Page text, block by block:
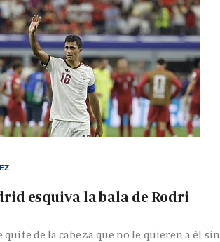
esquiva la bala de Rodri
quite de la cabeza que no le quieren a él